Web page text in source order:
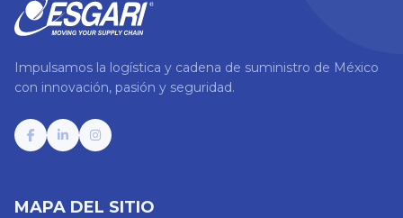
Impulsamos la logística y cadena de suministro de México
con innovación, pasión y seguridad.
MAPA DEL SITIO